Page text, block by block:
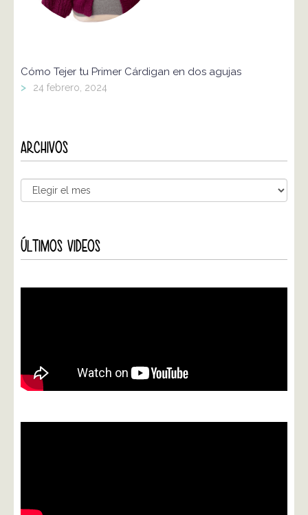
Cómo Tejer tu Primer Cárdigan en dos agujas
> 24 febrero, 2024
ARCHIVOS
ÚLTIMOS VIDEOS